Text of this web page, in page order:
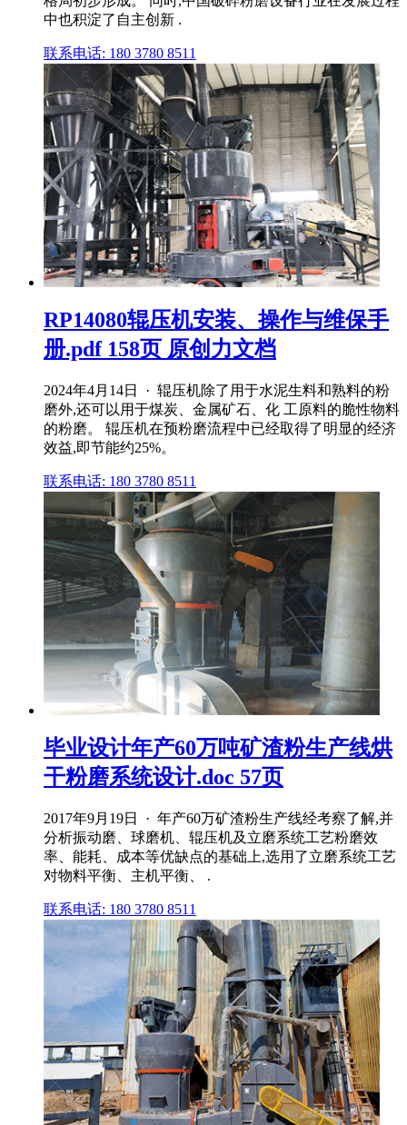
中也积淀了自主创新 .
联系电话: 180 3780 8511
RP14080辊压机安装、操作与维保手
册.pdf 158页 原创力文档
2024年4月14日 · 辊压机除了用于水泥生料和熟料的粉
磨外,还可以用于煤炭、金属矿石、化 工原料的脆性物料
的粉磨。 辊压机在预粉磨流程中已经取得了明显的经济
效益,即节能约25%。
联系电话: 180 3780 8511
毕业设计年产60万吨矿渣粉生产线烘
干粉磨系统设计.doc 57页
2017年9月19日 · 年产60万矿渣粉生产线经考察了解,并
分析振动磨、球磨机、辊压机及立磨系统工艺粉磨效
率、能耗、成本等优缺点的基础上,选用了立磨系统工艺
对物料平衡、主机平衡、 .
联系电话: 180 3780 8511